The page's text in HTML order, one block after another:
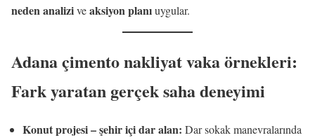
neden analiziveaksiyon planıuygular.
Adana çimento nakliyat vaka örnekleri:
Fark yaratan gerçek saha deneyimi
Konut projesi – şehir içi dar alan: Dar sokak manevralarında